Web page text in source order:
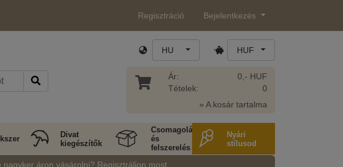
Regisztráció Bejelentkezés
HU HUF
Ár:
Tételek:
0,- HUF
0
» A kosár tartalma
Divat
kiegészítők
Csomagolás
és
felszerelés
Nyári
stílusod
áron vásárolni? Regisztráljon most